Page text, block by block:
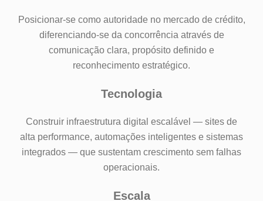
Posicionar-se como autoridade no mercado de crédito,
diferenciando-se da concorrência através de
comunicação clara, propósito definido e
reconhecimento estratégico.
Tecnologia
Construir infraestrutura digital escalável — sites de
alta performance, automações inteligentes e sistemas
integrados — que sustentam crescimento sem falhas
operacionais.
Escala